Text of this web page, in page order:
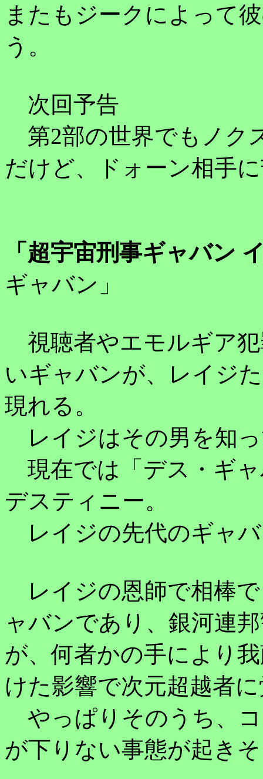
またもジークによって
う。
次回予告
第2部の世界でもノク
だけど、ドォーン相手
「超宇宙刑事ギャバン
ギャバン」
視聴者やエモルギア
いギャバンが、レイジ
現れる。
レイジはその男を知
現在では「デス・ギ
デスティニー。
レイジの先代のギャ
レイジの恩師で相棒
ャバンであり、銀河連
が、何者かの手により
けた影響で次元超越者
やっぱりそのうち、
が下りない事態が起き